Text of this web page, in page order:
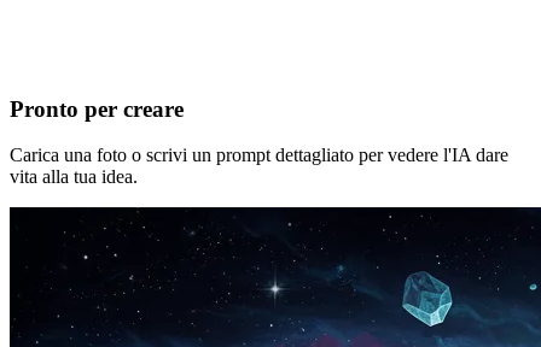
Pronto per creare
Carica una foto o scrivi un prompt dettagliato per vedere l'IA dare
vita alla tua idea.